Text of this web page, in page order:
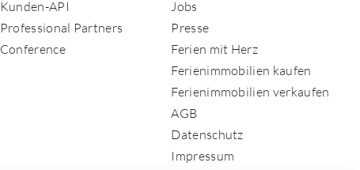
Kunden-API
Professional Partners
Conference
Jobs
Presse
Ferien mit Herz
Ferienimmobilien kaufen
Ferienimmobilien verkaufen
AGB
Datenschutz
Impressum